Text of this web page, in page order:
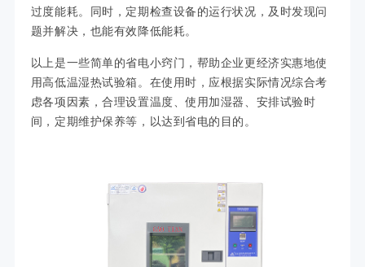
过度能耗。同时，定期检查设备的运行状况，及时发现问
题并解决，也能有效降低能耗。
以上是一些简单的省电小窍门，帮助企业更经济实惠地使
用高低温湿热试验箱。在使用时，应根据实际情况综合考
虑各项因素，合理设置温度、使用加湿器、安排试验时
间，定期维护保养等，以达到省电的目的。